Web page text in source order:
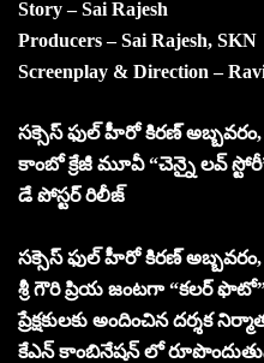
Story – Sai Rajesh
Producers – Sai Rajesh, SKN
Screenplay & Direction –
సక్సెస్ ఫుల్ హీరో కిరణ్
కాంబో క్రేజీ మూవీ “చెన్నై లవ్
డే పోస్టర్ రిలీజ్
సక్సెస్ ఫుల్ హీరో కిరణ్
శ్రీ గౌరి ప్రియ జంటగా “కలర్
ప్రేక్షకులకు అందించిన దర్శక
కేఎన్ కాంబినేషన్ లో